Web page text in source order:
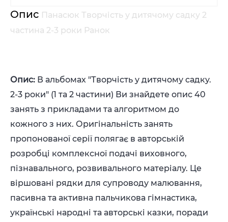
Опис Панасюк Творчість у дитячому садку 2
частина 2-3 роки Ранок
Опис: В альбомах "Творчість у дитячому садку.
2-3 роки" (1 та 2 частини) Ви знайдете опис 40
занять з прикладами та алгоритмом до
кожного з них. Оригінальність занять
пропонованої серії полягає в авторській
розробці комплексної подачі виховного,
пізнавального, розвивального матеріалу. Це
віршовані рядки для супроводу малювання,
пасивна та активна пальчикова гімнастика,
українські народні та авторські казки, поради